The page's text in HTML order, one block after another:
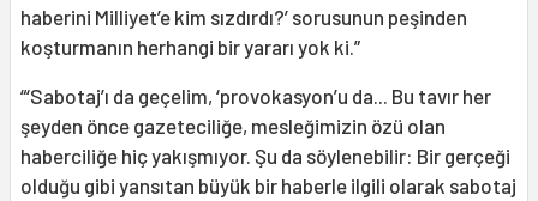
haberini Milliyet’e kim sızdırdı?’ sorusunun peşinden
koşturmanın herhangi bir yararı yok ki.”
“‘Sabotaj’ı da geçelim, ‘provokasyon’u da... Bu tavır her
şeyden önce gazeteciliğe, mesleğimizin özü olan
haberciliğe hiç yakışmıyor. Şu da söylenebilir: Bir gerçeği
olduğu gibi yansıtan büyük bir haberle ilgili olarak sabotaj